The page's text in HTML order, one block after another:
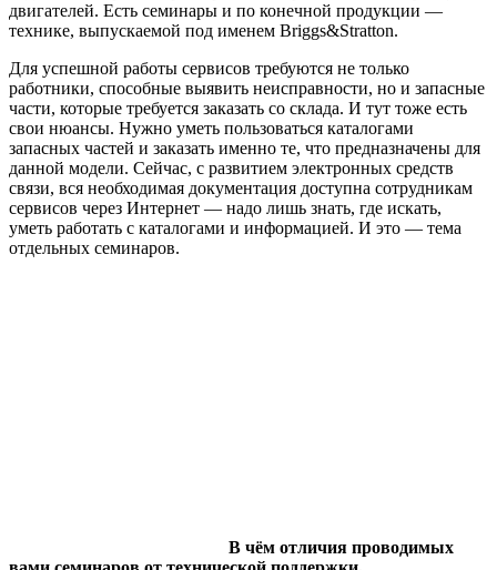
двигателей. Есть семинары и по конечной продукции —
технике, выпускаемой под именем Briggs&Stratton.
Для успешной работы сервисов требуются не только
работники, способные выявить неисправности, но и запасные
части, которые требуется заказать со склада. И тут тоже есть
свои нюансы. Нужно уметь пользоваться каталогами
запасных частей и заказать именно те, что предназначены для
данной модели. Сейчас, с развитием электронных средств
связи, вся необходимая документация доступна сотрудникам
сервисов через Интернет — надо лишь знать, где искать,
уметь работать с каталогами и информацией. И это — тема
отдельных семинаров.
В чём отличия проводимых